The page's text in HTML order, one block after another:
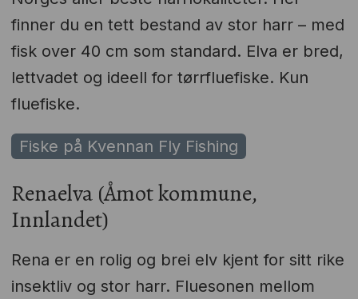
finner du en tett bestand av stor harr – med
fisk over 40 cm som standard. Elva er bred,
lettvadet og ideell for tørrfluefiske. Kun
fluefiske.
Fiske på Kvennan Fly Fishing
Renaelva (Åmot kommune,
Innlandet)
Rena er en rolig og brei elv kjent for sitt rike
insektliv og stor harr. Fluesonen mellom